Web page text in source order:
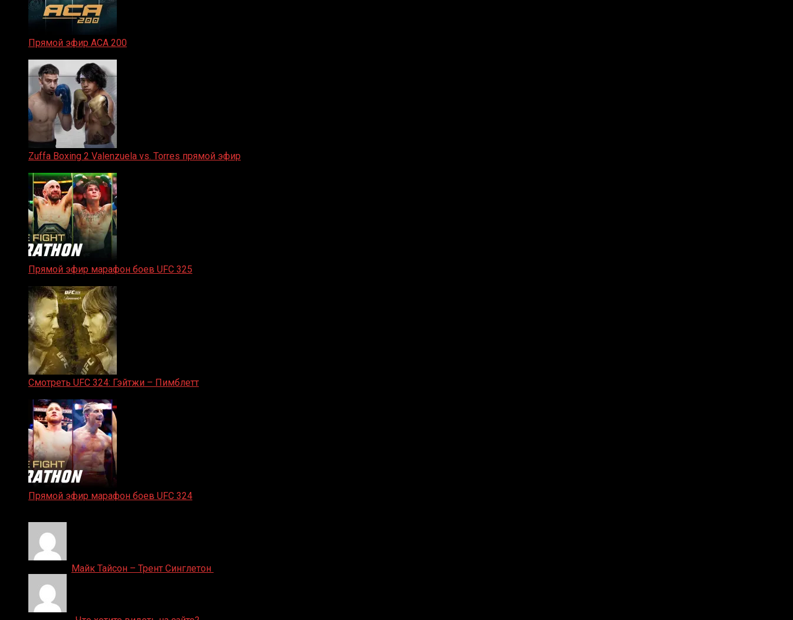
Прямой эфир ACA 200
Zuffa Boxing 2 Valenzuela vs. Torres прямой эфир
Прямой эфир марафон боев UFC 325
Смотреть UFC 324: Гэйтжи – Пимблетт
Прямой эфир марафон боев UFC 324
Майк Тайсон – Трент Синглетон